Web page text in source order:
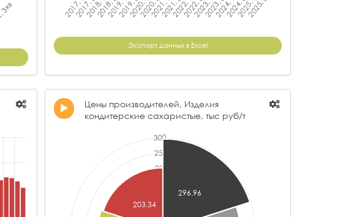
Экспорт данных в Excel
Цены производителей, Изделия
кондитерские сахаристые, тыс руб/т